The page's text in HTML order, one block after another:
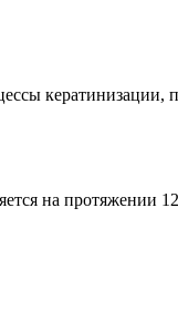
кератинизации,
на протяжении